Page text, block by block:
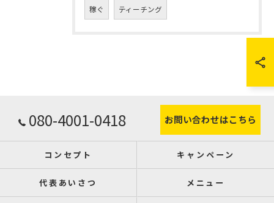
稼ぐ ティーチング
080-4001-0418 お問い合わせはこちら
コンセプト キャンペーン
代表あいさつ メニュー